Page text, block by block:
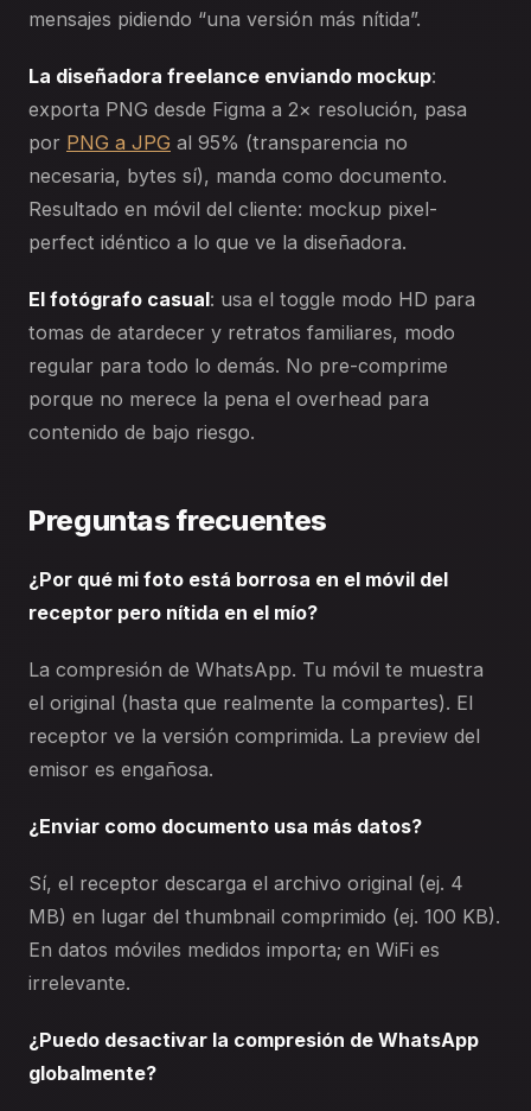
mensajes pidiendo “una versión más nítida”.
La diseñadora freelance enviando mockup:
exporta PNG desde Figma a 2× resolución, pasa
por PNG a JPG al 95% (transparencia no
necesaria, bytes sí), manda como documento.
Resultado en móvil del cliente: mockup pixel-
perfect idéntico a lo que ve la diseñadora.
El fotógrafo casual: usa el toggle modo HD para
tomas de atardecer y retratos familiares, modo
regular para todo lo demás. No pre-comprime
porque no merece la pena el overhead para
contenido de bajo riesgo.
Preguntas frecuentes
¿Por qué mi foto está borrosa en el móvil del
receptor pero nítida en el mío?
La compresión de WhatsApp. Tu móvil te muestra
el original (hasta que realmente la compartes). El
receptor ve la versión comprimida. La preview del
emisor es engañosa.
¿Enviar como documento usa más datos?
Sí, el receptor descarga el archivo original (ej. 4
MB) en lugar del thumbnail comprimido (ej. 100 KB).
En datos móviles medidos importa; en WiFi es
irrelevante.
¿Puedo desactivar la compresión de WhatsApp
globalmente?